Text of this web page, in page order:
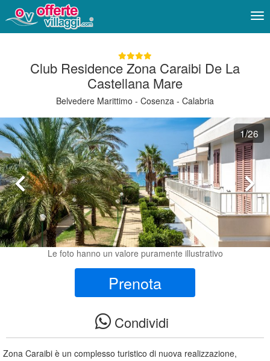
Club Residence Zona Caraibi De La
Castellana Mare
Belvedere Marittimo - Cosenza - Calabria
1/26
Le foto hanno un valore puramente illustrativo
Prenota
Condividi
Zona Caraibi è un complesso turistico di nuova realizzazione,